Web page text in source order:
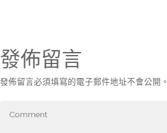
發佈留言
發佈留言必須填寫的電子郵件地址不會公開。